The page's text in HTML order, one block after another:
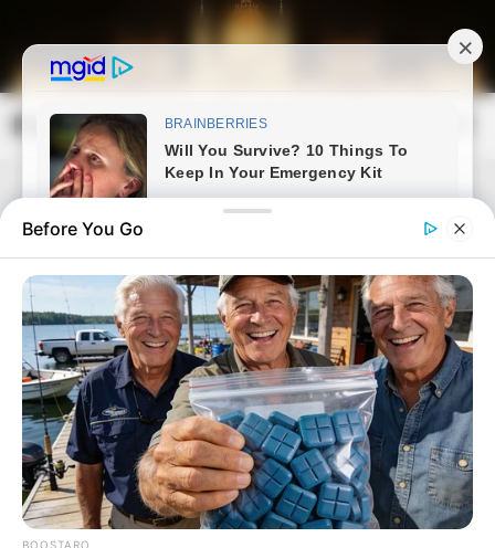
content
Magyarország Kincsei
Before You Go
BOOSTARO